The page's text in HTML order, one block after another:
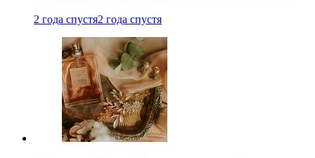
2 года спустя2 года спустя